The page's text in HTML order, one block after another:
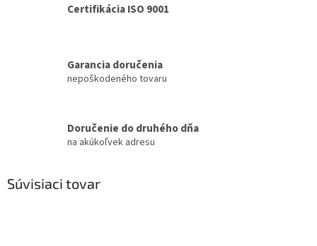
Certifikácia ISO 9001
Garancia doručenia
nepoškodeného tovaru
Doručenie do druhého dňa
na akúkoľvek adresu
Súvisiaci tovar